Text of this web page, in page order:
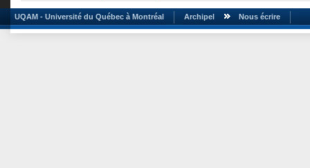
UQAM - Université du Québec à Montréal Archipel Nous écrire